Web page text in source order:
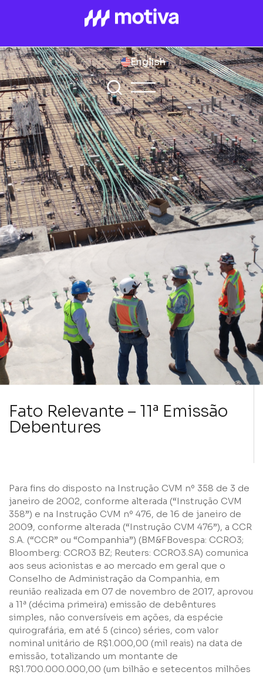
English
Fato Relevante – 11ª Emissão
Debentures
Para fins do disposto na Instrução CVM nº 358 de 3 de
janeiro de 2002, conforme alterada (“Instrução CVM
358”) e na Instrução CVM nº 476, de 16 de janeiro de
2009, conforme alterada (“Instrução CVM 476”), a CCR
S.A. (“CCR” ou “Companhia”) (BM&FBovespa: CCRO3;
Bloomberg: CCRO3 BZ; Reuters: CCRO3.SA) comunica
aos seus acionistas e ao mercado em geral que o
Conselho de Administração da Companhia, em
reunião realizada em 07 de novembro de 2017, aprovou
a 11ª (décima primeira) emissão de debêntures
simples, não conversíveis em ações, da espécie
quirografária, em até 5 (cinco) séries, com valor
nominal unitário de R$1.000,00 (mil reais) na data de
emissão, totalizando um montante de
R$1.700.000.000,00 (um bilhão e setecentos milhões
Nome
E-mail